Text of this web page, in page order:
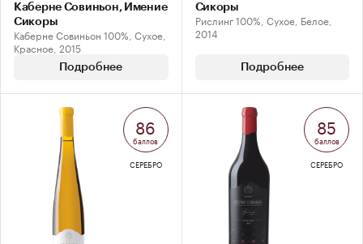
Каберне Совиньон, Имение
Сикоры
Каберне Совиньон 100%, Сухое,
Красное, 2015
Подробнее
Сикоры
Рислинг 100%, Сухое, Белое,
2014
Подробнее
86
баллов
СЕРЕБРО
85
баллов
СЕРЕБРО